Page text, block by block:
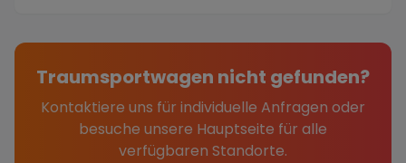
Traumsportwagen nicht gefunden?
Kontaktiere uns für individuelle Anfragen oder
besuche unsere Hauptseite für alle
verfügbaren Standorte.